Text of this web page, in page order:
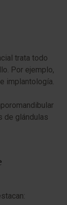
trata todo
Por ejemplo,
implantología.
de glándulas